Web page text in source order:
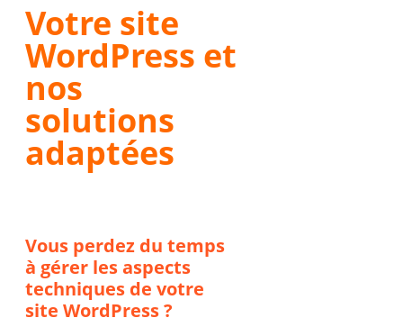
Votre site
WordPress et
nos
solutions
adaptées
Vous perdez du temps
à gérer les aspects
techniques de votre
site WordPress ?